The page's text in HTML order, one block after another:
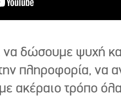
να δώσουμε ψυχή
πληροφορία, να
ακέραιο τρόπο